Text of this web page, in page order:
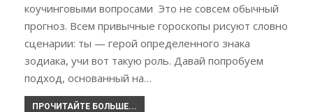
коучинговыми вопросами Это не совсем обычный
прогноз. Всем привычные гороскопы рисуют словно
сценарии: ты — герой определенного знака
зодиака, учи вот такую роль. Давай попробуем
подход, основанный на…
ПРОЧИТАЙТЕ БОЛЬШЕ...